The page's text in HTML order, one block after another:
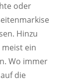
oder
Hinzu
meist ein
Wo immer
die